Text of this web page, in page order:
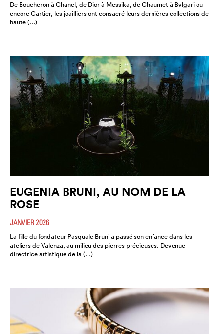
De Boucheron à Chanel, de Dior à Messika, de Chaumet à Bvlgari ou
encore Cartier, les joailliers ont consacré leurs dernières collections de
haute (…)
EUGENIA BRUNI, AU NOM DE LA
ROSE
JANVIER 2026
La fille du fondateur Pasquale Bruni a passé son enfance dans les
ateliers de Valenza, au milieu des pierres précieuses. Devenue
directrice artistique de la (…)